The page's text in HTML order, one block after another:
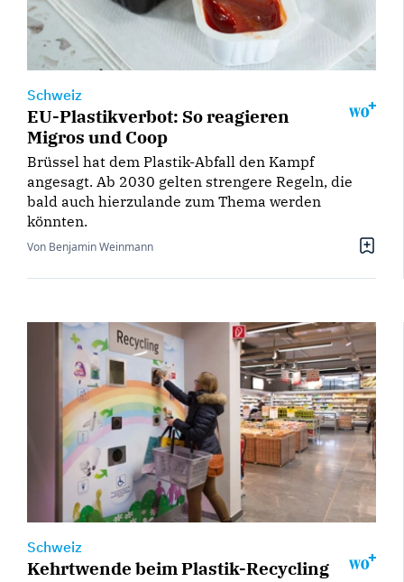
Schweiz
EU-Plastikverbot: So reagieren
Migros und Coop
Brüssel hat dem Plastik-Abfall den Kampf
angesagt. Ab 2030 gelten strengere Regeln, die
bald auch hierzulande zum Thema werden
könnten.
Von Benjamin Weinmann
Schweiz
Kehrtwende beim Plastik-Recycling